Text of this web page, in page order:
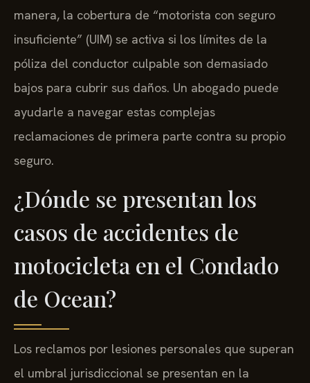
manera, la cobertura de “motorista con seguro
insuficiente” (UIM) se activa si los límites de la
póliza del conductor culpable son demasiado
bajos para cubrir sus daños. Un abogado puede
ayudarle a navegar estas complejas
reclamaciones de primera parte contra su propio
seguro.
¿Dónde se presentan los
casos de accidentes de
motocicleta en el Condado
de Ocean?
Los reclamos por lesiones personales que superan
el umbral jurisdiccional se presentan en la